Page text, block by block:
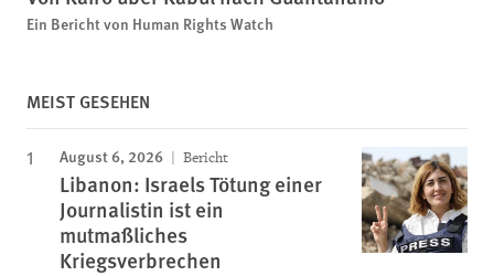
Ein Bericht von Human Rights Watch
MEIST GESEHEN
August 6, 2026 Bericht
Libanon: Israels Tötung einer
Journalistin ist ein
mutmaßliches
Kriegsverbrechen